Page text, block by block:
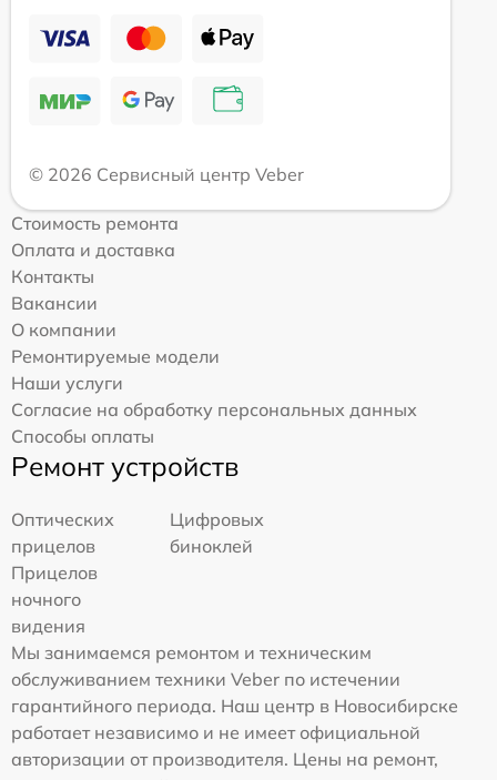
© 2026 Сервисный центр Veber
Стоимость ремонта
Оплата и доставка
Контакты
Вакансии
О компании
Ремонтируемые модели
Наши услуги
Согласие на обработку персональных данных
Способы оплаты
Ремонт устройств
Оптических
прицелов
Цифровых
биноклей
Прицелов
ночного
видения
Мы занимаемся ремонтом и техническим
обслуживанием техники Veber по истечении
гарантийного периода. Наш центр в Новосибирске
работает независимо и не имеет официальной
авторизации от производителя. Цены на ремонт,